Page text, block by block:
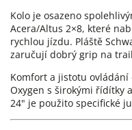
Kolo je osazeno
Acera/Altus 2×8, které
rychlou jízdu. Pláště
zaručují dobrý grip na
Komfort a jistotu
Oxygen s širokými řídítky
24" je použito specifické